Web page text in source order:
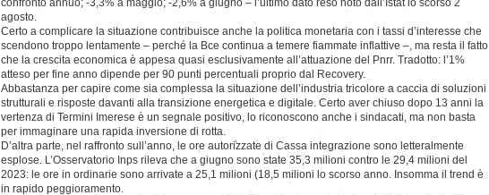
confronto annuo; -3,3% a maggio; -2,6% a giugno – l’ultimo dato reso noto dall’Istat lo scorso 2
agosto.
Certo a complicare la situazione contribuisce anche la politica monetaria con i tassi d’interesse che
scendono troppo lentamente – perché la Bce continua a temere fiammate inflattive –, ma resta il fatto
che la crescita economica è appesa quasi esclusivamente all’attuazione del Pnrr. Tradotto: l’1%
atteso per fine anno dipende per 90 punti percentuali proprio dal Recovery.
Abbastanza per capire come sia complessa la situazione dell’industria tricolore a caccia di soluzioni
strutturali e risposte davanti alla transizione energetica e digitale. Certo aver chiuso dopo 13 anni la
vertenza di Termini Imerese è un segnale positivo, lo riconoscono anche i sindacati, ma non basta
per immaginare una rapida inversione di rotta.
D’altra parte, nel raffronto sull’anno, le ore autorizzate di Cassa integrazione sono letteralmente
esplose. L’Osservatorio Inps rileva che a giugno sono state 35,3 milioni contro le 29,4 milioni del
2023: le ore in ordinarie sono arrivate a 25,1 milioni (18,5 milioni lo scorso anno. Insomma il trend è
in rapido peggioramento.